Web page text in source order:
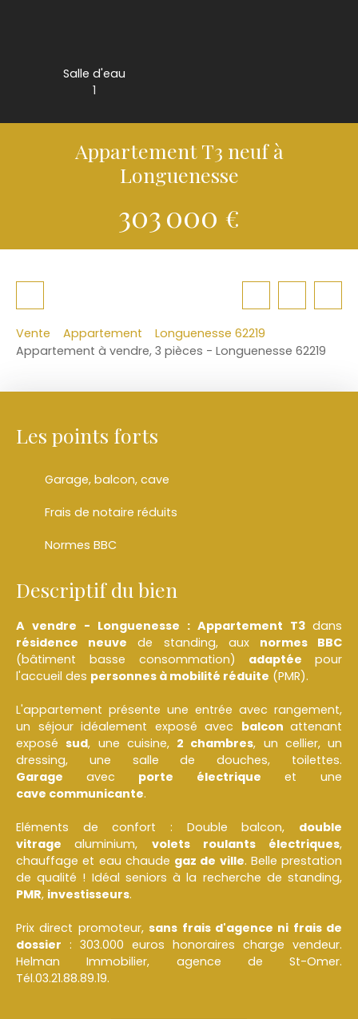
Salle d'eau
1
Appartement T3 neuf à
Longuenesse
303 000 €
Vente Appartement
Longuenesse 62219
Appartement à vendre, 3 pièces - Longuenesse 62219
Les points forts
Garage, balcon, cave
Frais de notaire réduits
Normes BBC
Descriptif du bien
A vendre - Longuenesse : Appartement T3 dans
résidence neuve de standing, aux normes BBC
(bâtiment basse consommation) adaptée pour
l'accueil des personnes à mobilité réduite (PMR).
L'appartement présente une entrée avec rangement,
un séjour idéalement exposé avec balcon attenant
exposésud, une cuisine, 2 chambres, un cellier, un
dressing, une salle de douches, toilettes.
Garage avec porte électrique et une
cave communicante.
Eléments de confort : Double balcon, double
vitragealuminium, volets roulants électriques,
chauffage et eau chaude gaz de ville. Belle prestation
de qualité ! Idéal seniors à la recherche de standing,
PMR, investisseurs.
Prix direct promoteur,sans frais d'agence ni frais de
dossier : 303.000 euros honoraires charge vendeur.
Helman Immobilier, agence de St-Omer.
Tél.03.21.88.89.19.